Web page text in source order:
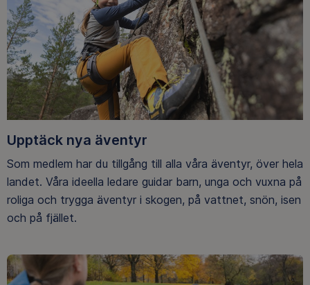
Upptäck nya äventyr
Som medlem har du tillgång till alla våra äventyr, över hela
landet. Våra ideella ledare guidar barn, unga och vuxna på
roliga och trygga äventyr i skogen, på vattnet, snön, isen
och på fjället.